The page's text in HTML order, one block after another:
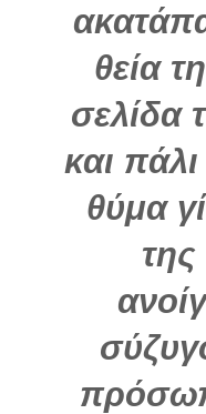
θεία
σελίδα
και
θύμα
της